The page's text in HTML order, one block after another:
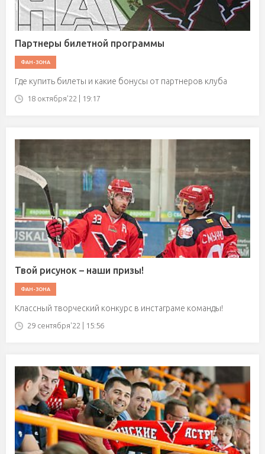
Партнеры билетной программы
ФАН-ЗОНА
Где купить билеты и какие бонусы от партнеров клуба
18 октября'22 | 19:17
Твой рисунок – наши призы!
ФАН-ЗОНА
Классный творческий конкурс в инстаграме команды!
29 сентября'22 | 15:56